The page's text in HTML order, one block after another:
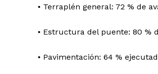
• Terraplén general: 72 % de
• Estructura del puente: 80 %
• Pavimentación: 64 %